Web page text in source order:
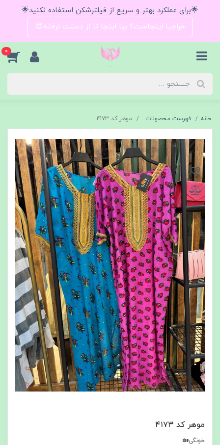
🌟برای عملکرد بهتر و سریع از فیلترشکن استفاده نکنید🌟
حراجیا اینجاست؟ بیا اینجا تا از دستت نرفته😍
0
خانه فهرست محصولات موهر کد ۴۱۷۳
موهر کد ۴۱۷۳
خونگی🏡